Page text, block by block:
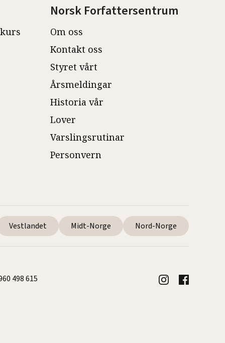
Norsk Forfattersentrum
Om oss
Kontakt oss
Styret vårt
Årsmeldingar
Historia vår
Lover
Varslingsrutinar
Personvern
Vestlandet Midt-Norge Nord-Norge
498 615